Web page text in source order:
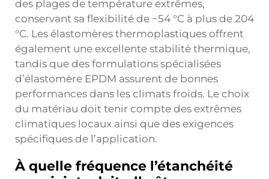
des plages de température extrêmes,
conservant sa flexibilité de −54 °C à plus de 204
°C. Les élastomères thermoplastiques offrent
également une excellente stabilité thermique,
tandis que des formulations spécialisées
d’élastomère EPDM assurent de bonnes
performances dans les climats froids. Le choix
du matériau doit tenir compte des extrêmes
climatiques locaux ainsi que des exigences
spécifiques de l’application.
À quelle fréquence l’étanchéité